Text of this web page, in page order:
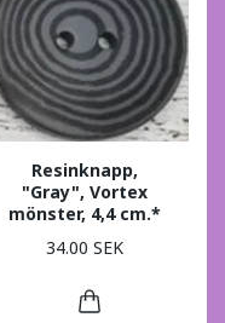
Resinknapp,
"Gray", Vortex
mönster, 4,4 cm.*
34.00 SEK